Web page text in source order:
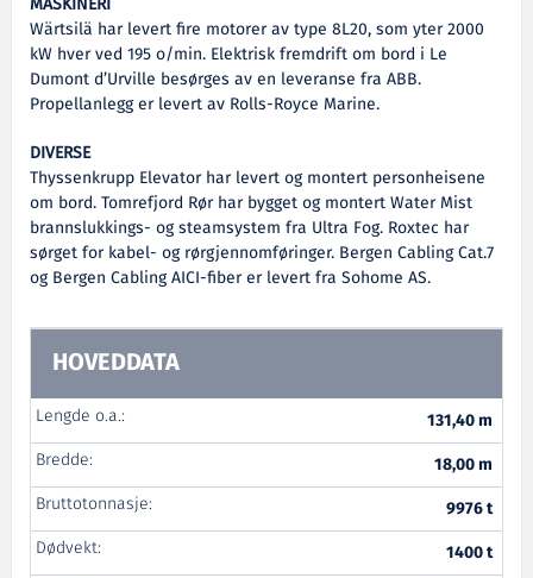
MASKINERI
Wärtsilä har levert fire motorer av type 8L20, som yter 2000
kW hver ved 195 o/min. Elektrisk fremdrift om bord i Le
Dumont d’Urville besørges av en leveranse fra ABB.
Propellanlegg er levert av Rolls-Royce Marine.
DIVERSE
Thyssenkrupp Elevator har levert og montert personheisene
om bord. Tomrefjord Rør har bygget og montert Water Mist
brannslukkings- og steamsystem fra Ultra Fog. Roxtec har
sørget for kabel- og rørgjennomføringer. Bergen Cabling Cat.7
og Bergen Cabling AICI-fiber er levert fra Sohome AS.
HOVEDDATA
Lengde o.a.:
131,40 m
Bredde:
18,00 m
Bruttotonnasje:
9976 t
Dødvekt:
1400 t